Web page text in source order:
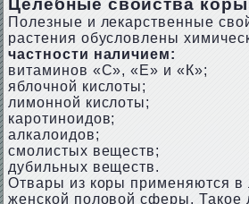
Целебные свойства
Полезные и лекарственные
растения обусловлены
частности наличием:
витаминов «С», «Е» и «К»;
яблочной кислоты;
лимонной кислоты;
каротиноидов;
алкалоидов;
смолистых веществ;
дубильных веществ.
Отвары из коры применяются в
женской половой сферы. Такое